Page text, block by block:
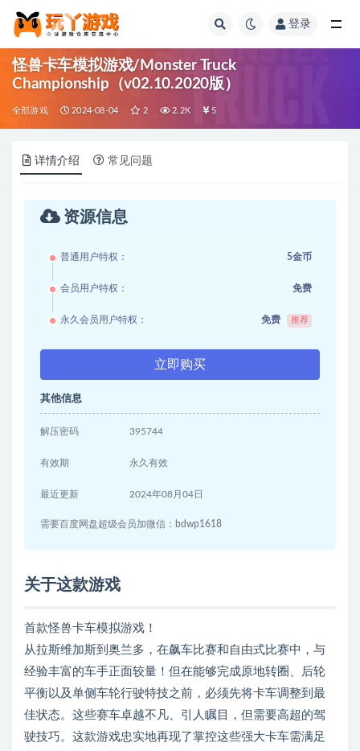
登录
怪兽卡车模拟游戏/Monster Truck
Championship（v02.10.2020版）
全部游戏 2024-08-04 2 2.2K 5
详情介绍 常见问题
资源信息
普通用户特权： 5金币
会员用户特权： 免费
永久会员用户特权： 免费 推荐
立即购买
其他信息
解压密码 395744
有效期 永久有效
最近更新 2024年08月04日
需要百度网盘超级会员加微信：bdwp1618
关于这款游戏
首款怪兽卡车模拟游戏！
从拉斯维加斯到奥兰多，在飙车比赛和自由式比赛中，与
经验丰富的车手正面较量！但在能够完成原地转圈、后轮
平衡以及单侧车轮行驶特技之前，必须先将卡车调整到最
佳状态。这些赛车卓越不凡、引人瞩目，但需要高超的驾
驶技巧。这款游戏忠实地再现了掌控这些强大卡车需满足